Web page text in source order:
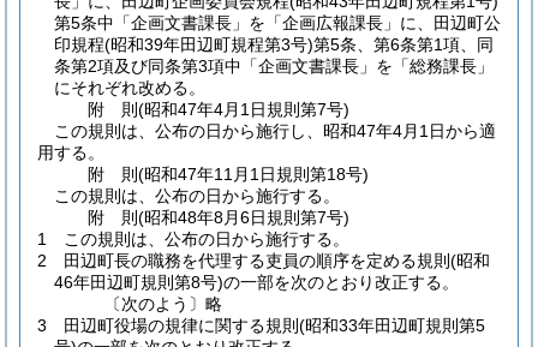
第5条中「企画文書課長」を「企画広報課長」に、田辺町公
印規程(昭和39年田辺町規程第3号)第5条、第6条第1項、同
条第2項及び同条第3項中「企画文書課長」を「総務課長」
にそれぞれ改める。
附 則(昭和47年4月1日規則第7号)
この規則は、公布の日から施行し、昭和47年4月1日から適
用する。
附 則(昭和47年11月1日規則第18号)
この規則は、公布の日から施行する。
附 則(昭和48年8月6日規則第7号)
1
この規則は、公布の日から施行する。
2
田辺町長の職務を代理する吏員の順序を定める規則 (昭和
46年田辺町規則第8号)の一部を次のとおり改正する。
〔次のよう〕略
3
田辺町役場の規律に関する規則 (昭和33年田辺町規則第5